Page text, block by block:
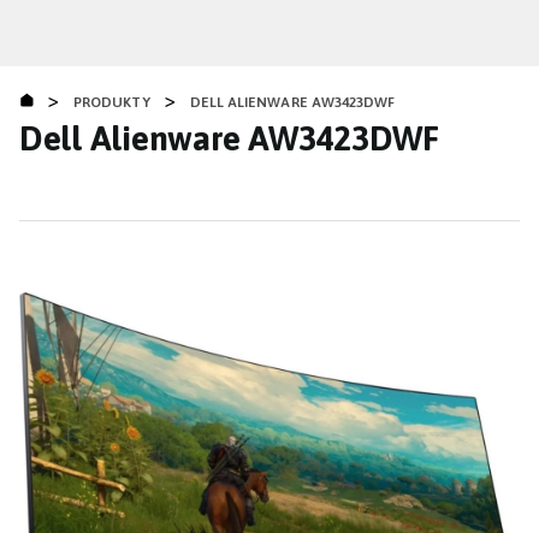
obsahu
> PRODUKTY > DELL ALIENWARE AW3423DWF
Dell Alienware AW3423DWF